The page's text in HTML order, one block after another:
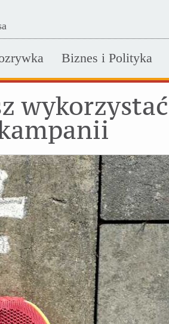
Biznes i Polityka
wykorzystać